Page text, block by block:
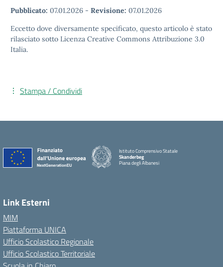
Pubblicato: 07.01.2026 - Revisione: 07.01.2026
Eccetto dove diversamente specificato, questo articolo è stato
rilasciato sotto Licenza Creative Commons Attribuzione 3.0
Italia.
Stampa / Condividi
Istituto Comprensivo Statale
Skanderbeg
Piana degli Albanesi
Link Esterni
MIM
Piattaforma UNICA
Ufficio Scolastico Regionale
Ufficio Scolastico Territoriale